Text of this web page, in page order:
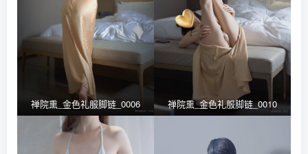
禅院熏_金色礼服脚链_0006 禅院熏_金色礼服脚链_0010